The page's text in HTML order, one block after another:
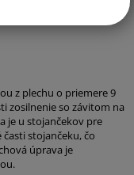
z plechu o priemere 9
zosilnenie so závitom na
je u stojančekov pre
stojančeku, čo
úprava je